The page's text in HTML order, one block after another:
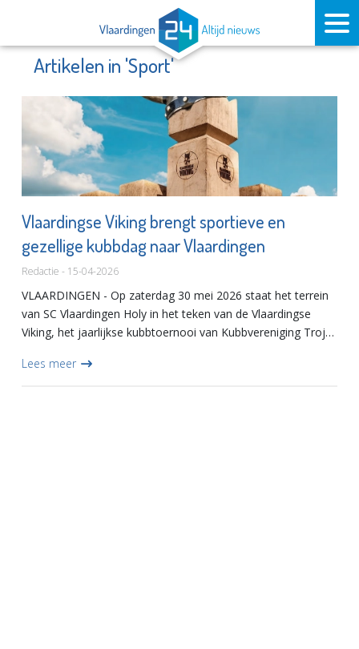
Artikelen in 'Sport'
Vlaardingse Viking brengt sportieve en
gezellige kubbdag naar Vlaardingen
Redactie - 15-04-2026
VLAARDINGEN - Op zaterdag 30 mei 2026 staat het terrein
van SC Vlaardingen Holy in het teken van de Vlaardingse
Viking, het jaarlijkse kubbtoernooi van Kubbvereniging Troje.
on...
Lees meer